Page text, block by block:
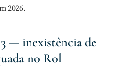
2026.
— inexistência de
no Rol